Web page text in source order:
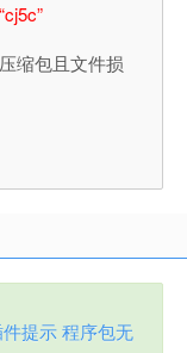
缩包且文件损
提示 程序包无